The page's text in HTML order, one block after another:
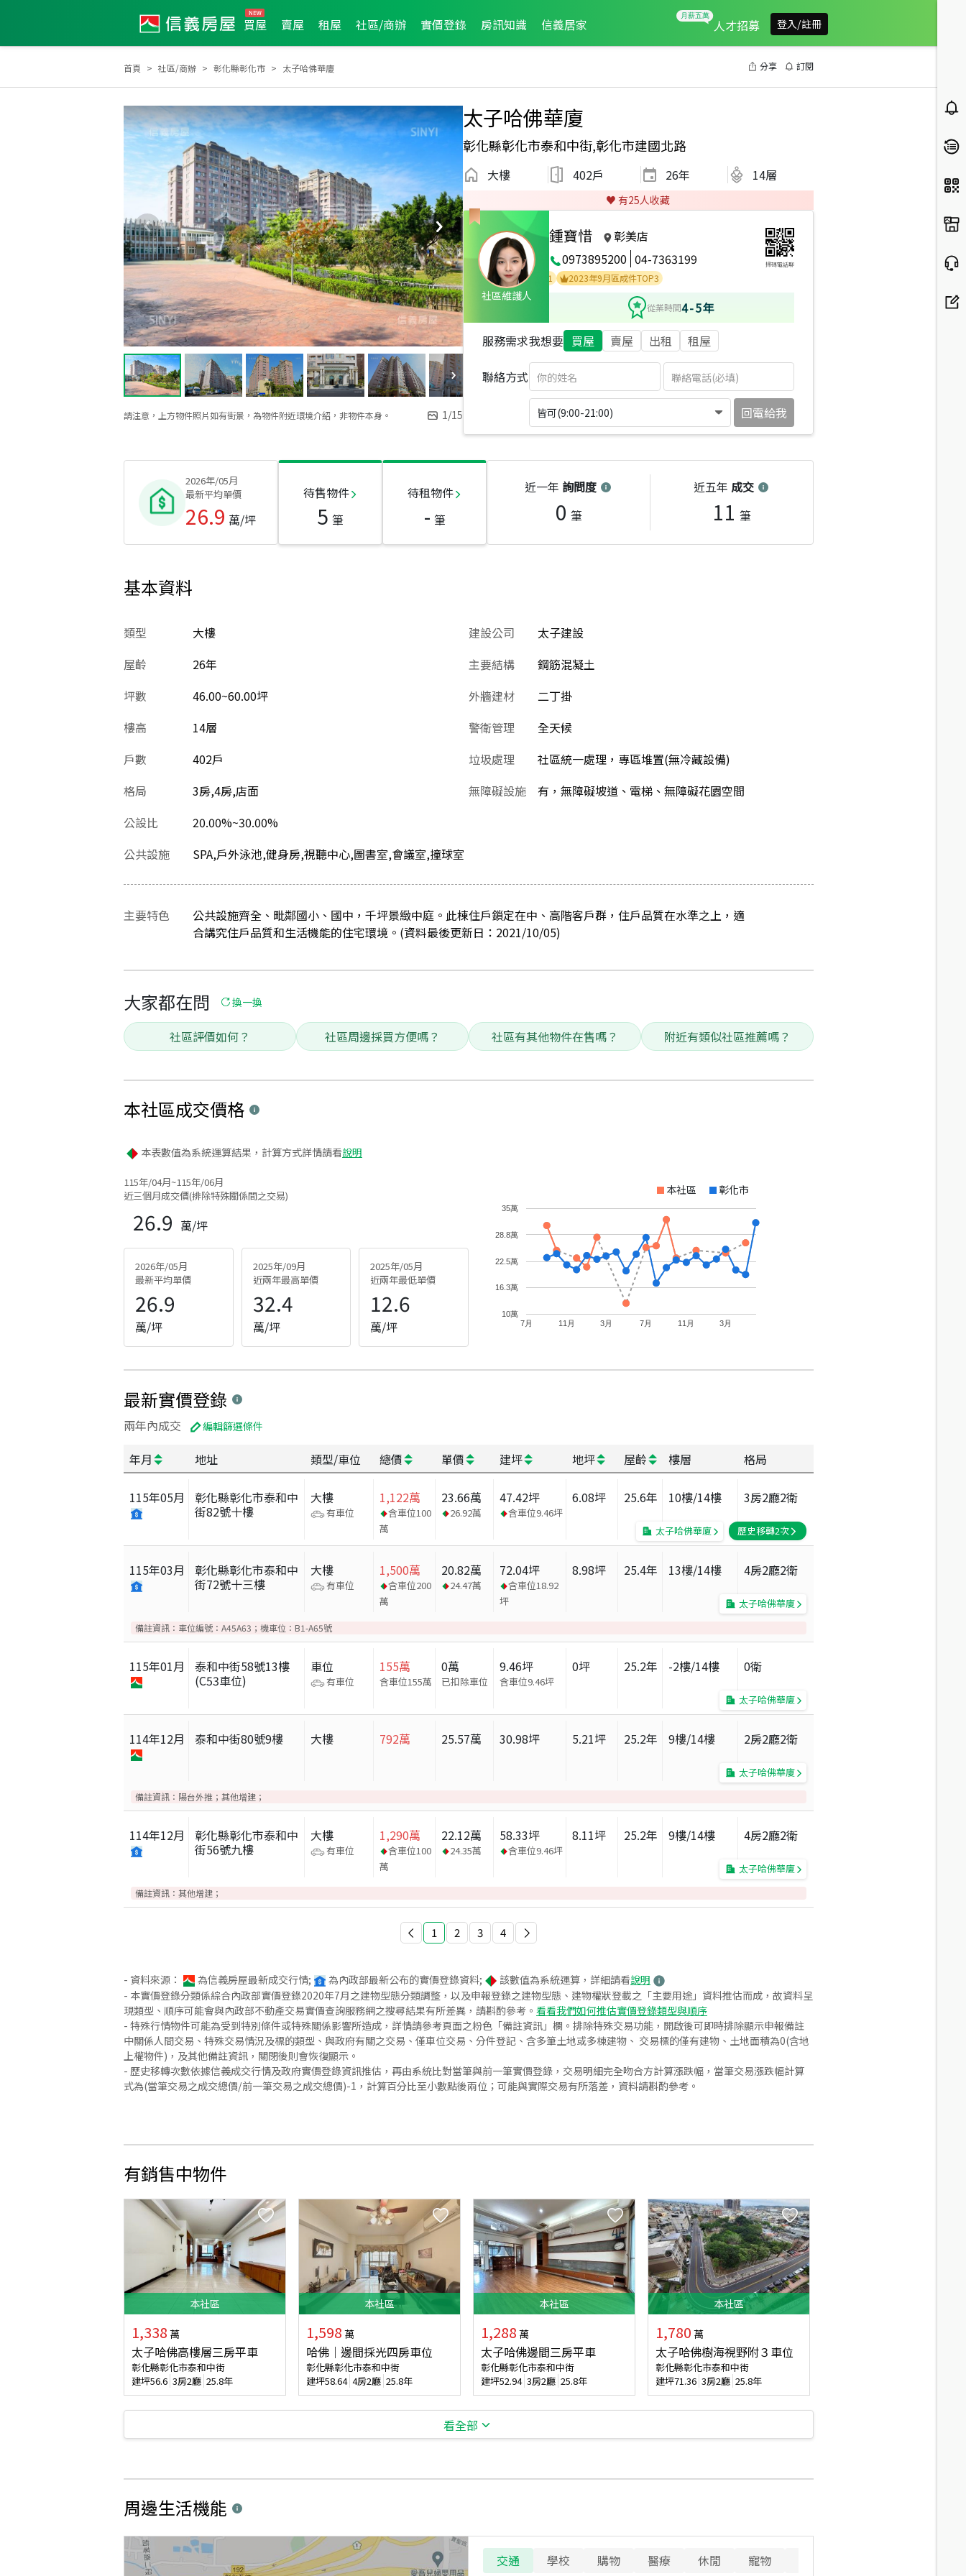
買屋 賣屋 租屋 社區/商辦 實價登錄 房訊知識 信義居家 人才招募 登入/註冊
首頁 社區/商辦 彰化縣彰化市 太子哈佛華廈 分享 訂閱
請注意，上方物件照片如有街景，為物件附近環境介紹，非物件本身。 1/15
太子哈佛華廈
彰化縣彰化市泰和中街,彰化市建國北路
大樓 402戶 26年 14層
♥️ 有25人收藏
社區維護人
鍾寶惜
彰美店
0973895200 04-7363199 掃碼電話聊
2024年9月區業績TOP2 2023年9月區業績TOP2 2025年9月區成件TOP2 2024年9月區成件TOP1 2023年9月區成件TOP3
從業時間4-5年
服務需求我想要 買屋 賣屋 出租 租屋
聯絡方式
皆可(9:00-21:00) 回電給我
2026年/05月
最新平均單價
26.9 萬/坪
待售物件
5 筆
待租物件
- 筆
近一年 詢問度
0 筆
近五年 成交
11 筆
基本資料
類型
大樓
屋齡
26年
坪數
46.00~60.00坪
樓高
14層
戶數
402戶
格局
3房,4房,店面
公設比
20.00%~30.00%
建設公司
太子建設
主要結構
鋼筋混凝土
外牆建材
二丁掛
警衛管理
全天候
垃圾處理
社區統一處理，專區堆置(無冷藏設備)
無障礙設施
有，無障礙坡道、電梯、無障礙花園空間
公共設施 SPA,戶外泳池,健身房,視聽中心,圖書室,會議室,撞球室
主要特色
公共設施齊全、毗鄰國小、國中，千坪景緻中庭。此棟住戶鎖定在中、高階客戶群，住戶品質在水準之上，適
合講究住戶品質和生活機能的住宅環境。(資料最後更新日：2021/10/05)
大家都在問 換一換
社區評價如何？ 社區周邊採買方便嗎？ 社區有其他物件在售嗎？ 附近有類似社區推薦嗎？
本社區成交價格
本表數值為系統運算結果，計算方式詳情請看說明
115年/04月~115年/06月
近三個月成交價(排除特殊關係間之交易)
26.9 萬/坪
2026年/05月
最新平均單價
26.9
萬/坪
2025年/09月
近兩年最高單價
32.4
萬/坪
2025年/05月
近兩年最低單價
12.6
萬/坪
本社區 彰化市
7月 11月 3月 7月 11月 3月
10萬
16.3萬
22.5萬
28.8萬
35萬
最新實價登錄
兩年內成交 編輯篩選條件
年月 地址 類型/車位 總價 單價 建坪 地坪 屋齡 樓層 格局
115年05月
彰化縣彰化市泰和中
街82號十樓
大樓
有車位
1,122萬
含車位100
萬
23.66萬
26.92萬
47.42坪
含車位9.46坪
6.08坪 25.6年 10樓/14樓 3房2廳2衛
太子哈佛華廈 歷史移轉2次
115年03月
彰化縣彰化市泰和中
街72號十三樓
大樓
有車位
1,500萬
含車位200
萬
20.82萬
24.47萬
72.04坪
含車位18.92
坪
8.98坪 25.4年 13樓/14樓 4房2廳2衛
太子哈佛華廈
備註資訊： 車位編號：A45A63；機車位：B1-A65號
115年01月
泰和中街58號13樓
(C53車位)
車位
有車位
155萬
含車位155萬
0萬
已扣除車位
9.46坪
含車位9.46坪
0坪 25.2年 -2樓/14樓 0衛
太子哈佛華廈
114年12月 泰和中街80號9樓 大樓 792萬 25.57萬 30.98坪 5.21坪 25.2年 9樓/14樓 2房2廳2衛
太子哈佛華廈
備註資訊： 陽台外推；其他增建；
114年12月
彰化縣彰化市泰和中
街56號九樓
大樓
有車位
1,290萬
含車位100
萬
22.12萬
24.35萬
58.33坪
含車位9.46坪
8.11坪 25.2年 9樓/14樓 4房2廳2衛
太子哈佛華廈
備註資訊： 其他增建；
1 2 3 4
- 資料來源： 為信義房屋最新成交行情; 為內政部最新公布的實價登錄資料; 該數值為系統運算，詳細請看說明
- 本實價登錄分類係綜合內政部實價登錄2020年7月之建物型態分類調整，以及申報登錄之建物型態、建物權狀登載之「主要用途」資料推估而成，故資料呈
現類型、順序可能會與內政部不動產交易實價查詢服務網之搜尋結果有所差異，請斟酌參考。 看看我們如何推估實價登錄類型與順序
- 特殊行情物件可能為受到特別條件或特殊關係影響所造成，詳情請參考頁面之粉色「備註資訊」欄。排除特殊交易功能，開啟後可即時排除顯示申報備註
中關係人間交易、特殊交易情況及標的類型、與政府有關之交易、僅車位交易、分件登記、含多筆土地或多棟建物、 交易標的僅有建物、土地面積為0(含地
上權物件)，及其他備註資訊，關閉後則會恢復顯示。
- 歷史移轉次數依據信義成交行情及政府實價登錄資訊推估，再由系統比對當筆與前一筆實價登錄，交易明細完全吻合方計算漲跌幅，當筆交易漲跌幅計算
式為(當筆交易之成交總價/前一筆交易之成交總價)-1，計算百分比至小數點後兩位；可能與實際交易有所落差，資料請斟酌參考。
有銷售中物件
本社區
1,338 萬
太子哈佛高樓層三房平車
彰化縣彰化市泰和中街
建坪56.6 3房2廳 25.8年
本社區
1,598 萬
哈佛｜邊間採光四房車位
彰化縣彰化市泰和中街
建坪58.64 4房2廳 25.8年
本社區
1,288 萬
太子哈佛邊間三房平車
彰化縣彰化市泰和中街
建坪52.94 3房2廳 25.8年
本社區
1,780 萬
太子哈佛樹海視野附３車位
彰化縣彰化市泰和中街
建坪71.36 3房2廳 25.8年
看全部
周邊生活機能
交通 學校 購物 醫療 休閒 寵物